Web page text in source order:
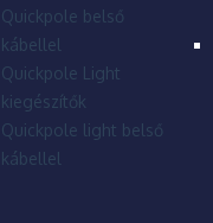
Quickpole belső
kábellel
Quickpole Light
kiegészítők
Quickpole light belső
kábellel